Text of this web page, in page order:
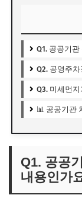
Q1. 공공기
Q2. 공영주
Q3. 미세먼
📊 공공기관
Q1. 공공
내용인가